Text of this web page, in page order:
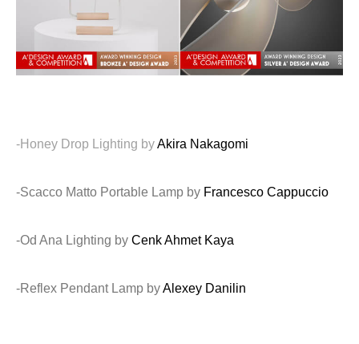
-Honey Drop Lighting byAkira Nakagomi
-Scacco Matto Portable Lamp by Francesco Cappuccio
-Od Ana Lighting by Cenk Ahmet Kaya
-Reflex Pendant Lamp byAlexey Danilin